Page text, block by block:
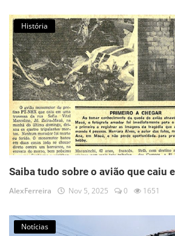
História
Saiba tudo sobre o avião que caiu
AlexFerreira Nov 5, 2025 0 1651
Notícias